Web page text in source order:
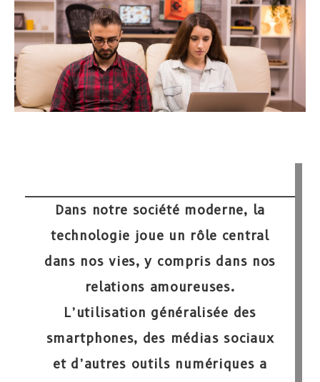
Dans notre société moderne, la
technologie joue un rôle central
dans nos vies, y compris dans nos
relations amoureuses.
L’utilisation généralisée des
smartphones, des médias sociaux
et d’autres outils numériques a